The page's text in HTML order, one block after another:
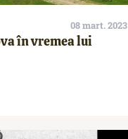
08 mart. 2023
în vremea lui